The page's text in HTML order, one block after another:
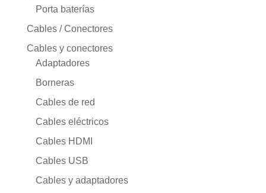
Porta baterías
Cables / Conectores
Cables y conectores
Adaptadores
Borneras
Cables de red
Cables eléctricos
Cables HDMI
Cables USB
Cables y adaptadores